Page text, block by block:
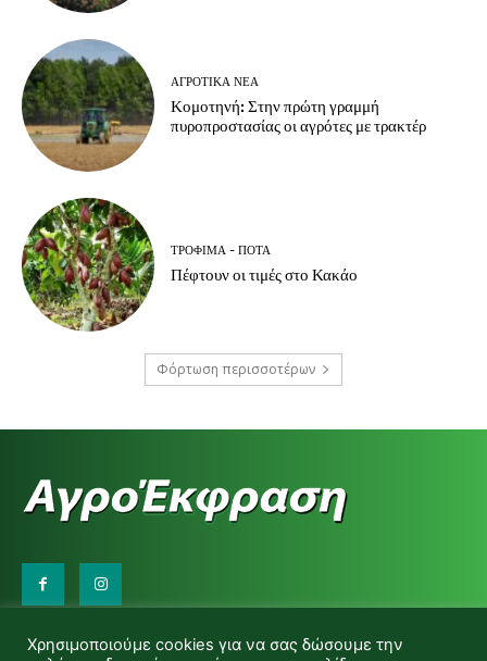
ΑΓΡΟΤΙΚΆ ΝΈΑ
Κομοτηνή: Στην πρώτη γραμμή
πυροπροστασίας οι αγρότες με τρακτέρ
ΤΡΌΦΙΜΑ - ΠΟΤΆ
Πέφτουν οι τιμές στο Κακάο
Φόρτωση περισσοτέρων
d.makas@yahoo.gr
Χρησιμοποιούμε cookies για να σας δώσουμε την